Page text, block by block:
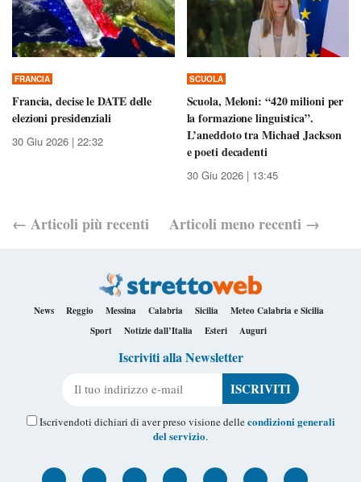
FRANCIA
Francia, decise le DATE delle
elezioni presidenziali
30 Giu 2026 | 22:32
SCUOLA
Scuola, Meloni: “420 milioni per
la formazione linguistica”.
L’aneddoto tra Michael Jackson
e poeti decadenti
30 Giu 2026 | 13:45
← Articolipiù recenti Articolimeno recenti →
News Reggio Messina Calabria Sicilia
Meteo Calabria e Sicilia
Sport
Notizie dall’Italia Esteri Auguri
Iscriviti alla Newsletter
Iscrivendoti dichiari di aver preso visione dellecondizioni generali
del servizio.